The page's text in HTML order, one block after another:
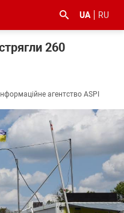
UA RU
260
агентство ASPI
#коронавірус